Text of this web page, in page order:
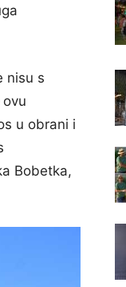
nisu s
u obrani i
Bobetka,